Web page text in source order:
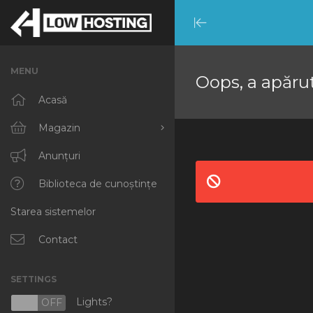
Minimize
Menu
MENU
Acasă
Magazin
Răsfoiți tot
RKVMPROTECTED
IKVMPROTECTED
XKVMPROTECTED
Protected Web Hosting
Anunțuri
Biblioteca de cunoștințe
Starea sistemelor
Contact
SETTINGS
OFF Lights?
Oops, a